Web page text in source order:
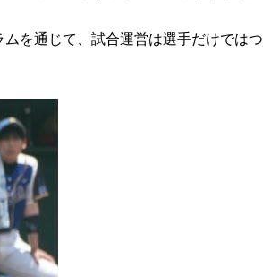
を通じて、試合運営は選手だけでは